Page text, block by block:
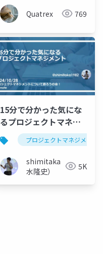
Quatrex 769
プロジェクトマネージャ
15分で分かった気にな
るプロジェクトマネジ
メント プロジェクトマネジメント
shimitaka（清
水隆史）
5K